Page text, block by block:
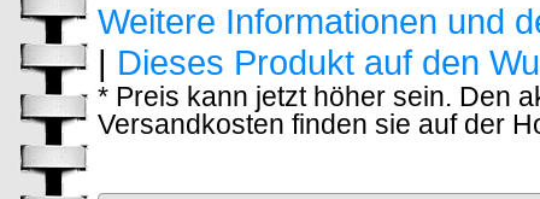
Weitere Informationen und
| Dieses Produkt auf den
* Preis kann jetzt höher sein. Den
Versandkosten finden sie auf der